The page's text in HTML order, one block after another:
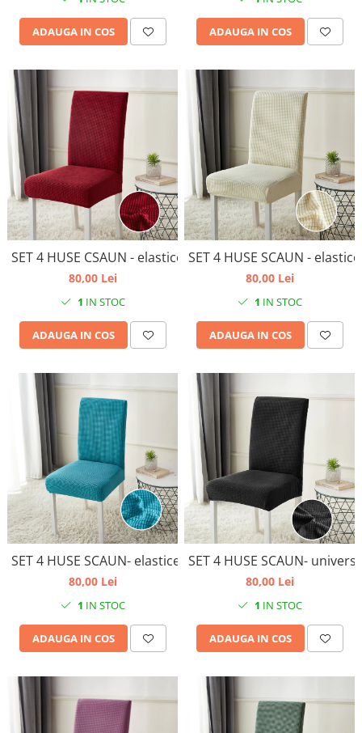
ADAUGA IN COS ADAUGA IN COS
SET 4 HUSE CSAUN - elastice , universale- culoare visiniu
80,00 Lei
1 IN STOC
ADAUGA IN COS
SET 4 HUSE SCAUN -
80,00 Lei
1 IN STOC
ADAUGA IN COS
SET 4 HUSE SCAUN- elastice, universale- culoare bleu
80,00 Lei
1 IN STOC
ADAUGA IN COS
SET 4 HUSE SCAUN-
80,00 Lei
1 IN STOC
ADAUGA IN COS